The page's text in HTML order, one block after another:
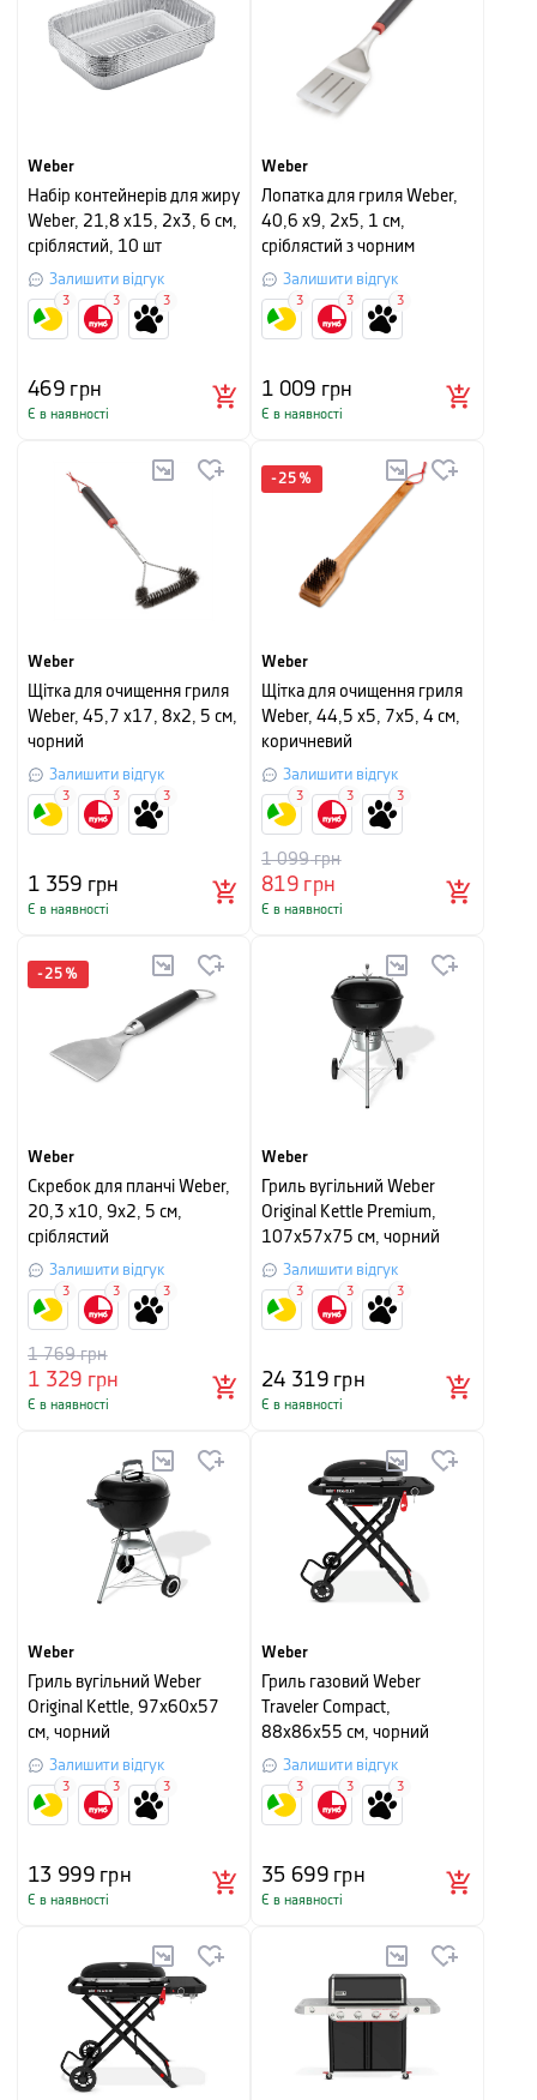
Weber
Набір контейнерів для жиру
Weber, 21,8 х15, 2х3, 6 см,
сріблястий, 10 шт
Залишити відгук
469грн
Є в наявності
3 3 3
Weber
Лопатка для гриля Weber,
40,6 х9, 2х5, 1 см,
сріблястий з чорним
Залишити відгук
1 009 грн
Є в наявності
3 3 3
Weber
Щітка для очищення гриля
Weber, 45,7 х17, 8х2, 5 см,
чорний
Залишити відгук
1 359 грн
Є в наявності
3 3 3
-25 %
Weber
Щітка для очищення гриля
Weber, 44,5 х5, 7х5, 4 см,
коричневий
Залишити відгук
819грн
1 099грн
Є в наявності
3 3 3
-25 %
Weber
Скребок для планчі Weber,
20,3 х10, 9х2, 5 см,
сріблястий
Залишити відгук
1 329 грн
1 769грн
Є в наявності
3 3 3
Weber
Гриль вугільний Weber
Original Kettle Premium,
107х57х75 см, чорний
Залишити відгук
24 319грн
Є в наявності
3 3 3
Weber
Гриль вугільний Weber
Original Kettle, 97х60х57
см, чорний
Залишити відгук
13 999грн
Є в наявності
3 3 3
Weber
Гриль газовий Weber
Traveler Compact,
88х86х55 см, чорний
Залишити відгук
35 699грн
Є в наявності
3 3 3